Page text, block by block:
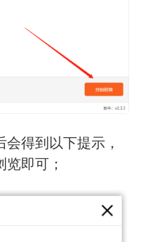
得到以下提示，
即可；